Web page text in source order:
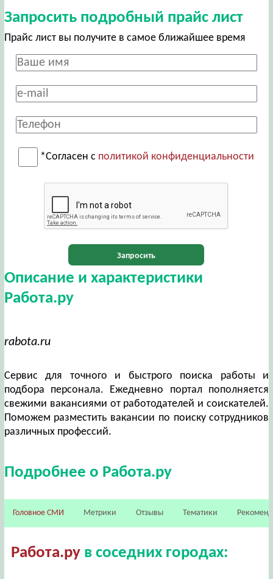
Запросить подробный прайс лист
Прайс лист вы получите в самое ближайшее время
*Согласен с политикой конфиденциальности
Запросить
Описание и характеристики
Работа.ру
rabota.ru
Сервис для точного и быстрого поиска работы и
подбора персонала. Ежедневно портал пополняется
свежими вакансиями от работодателей и соискателей.
Поможем разместить вакансии по поиску сотрудников
различных профессий.
Подробнее о Работа.ру
Головное СМИ Метрики Отзывы Тематики
Работа.рув соседних городах: